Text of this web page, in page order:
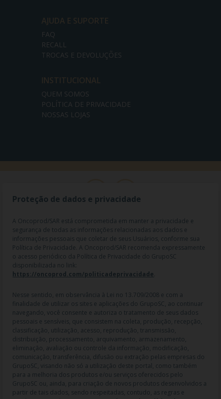
AJUDA E SUPORTE
FAQ
RECALL
TROCAS E DEVOLUÇÕES
INSTITUCIONAL
QUEM SOMOS
POLÍTICA DE PRIVACIDADE
NOSSAS LOJAS
RAZÃO SOCIAL: ONCO PROD DIST. DE PROD. HOSP. E ONCOL. LTDA |
04.307.650/0019-64 | IE: 119.242.793.110 | Endereço R: Olimpíadas, nº
100 2º andar CJ 21 22 - Vila Olímpia - SP | Cep: 04551-000 |
Farmacêutico responsável: Dra. Gislaine Lopes de Jesus - CRF/SP 47509
| AFE: 7.60997-7 | CMVS: 355030801-477-010609-1-0.
As informações contidas neste site não devem ser usadas para
automedicação e não substituem, em hipótese alguma, as orientações
dadas pelo profissional da área médica. Somente o médico está apto a
diagnosticar qualquer problema de saúde e prescrever o tratamento
adequado. Ao persistirem os sintomas, um médico deverá ser
consultado. Os preços, as promoções, o frete e as condições de
pagamento divulgados no site são válidos apenas para compras feitas
Proteção de dados e privacidade
A Oncoprod/SAR está comprometida em manter a privacidade e
segurança de todas as informações relacionadas aos dados e
informações pessoais que coletar de seus Usuários, conforme sua
Política de Privacidade. A Oncoprod/SAR recomenda expressamente
o acesso periódico da Política de Privacidade do GrupoSC
disponibilizada no link:
https://oncoprod.com/politicadeprivacidade
Nesse sentido, em observância à Lei no 13.709/2008 e com a
finalidade de utilizar os sites e aplicações do GrupoSC, ao continuar
navegando, você consente e autoriza o tratamento de seus dados
pessoais e sensíveis, que consistem na coleta, produção, recepção,
classificação, utilização, acesso, reprodução, transmissão,
distribuição, processamento, arquivamento, armazenamento,
eliminação, avaliação ou controle da informação, modificação,
comunicação, transferência, difusão ou extração pelas empresas do
GrupoSC, visando não só a utilização deste portal, como também
para a melhoria dos produtos e/ou serviços oferecidos pelo
GrupoSC ou, ainda, para criação de novos produtos desenvolvidos a
partir de tais dados, sendo respeitadas, contudo, as regras e